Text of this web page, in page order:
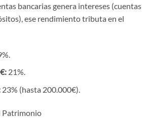
bancarias genera intereses (cuentas
ese rendimiento tributa en el
21%.
23% (hasta 200.000€).
Patrimonio